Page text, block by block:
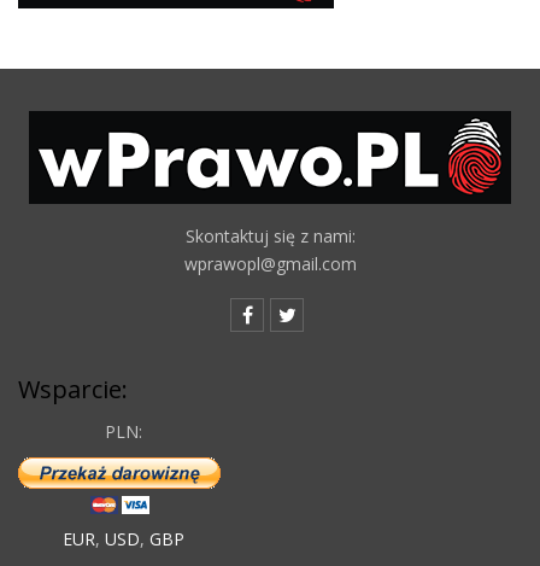
Skontaktuj się z nami:
wprawopl@gmail.com
Wsparcie:
PLN:
EUR, USD, GBP